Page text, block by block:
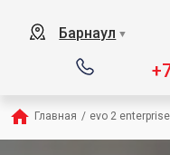
Барнаул ▼
Главная / evo 2 enterprise